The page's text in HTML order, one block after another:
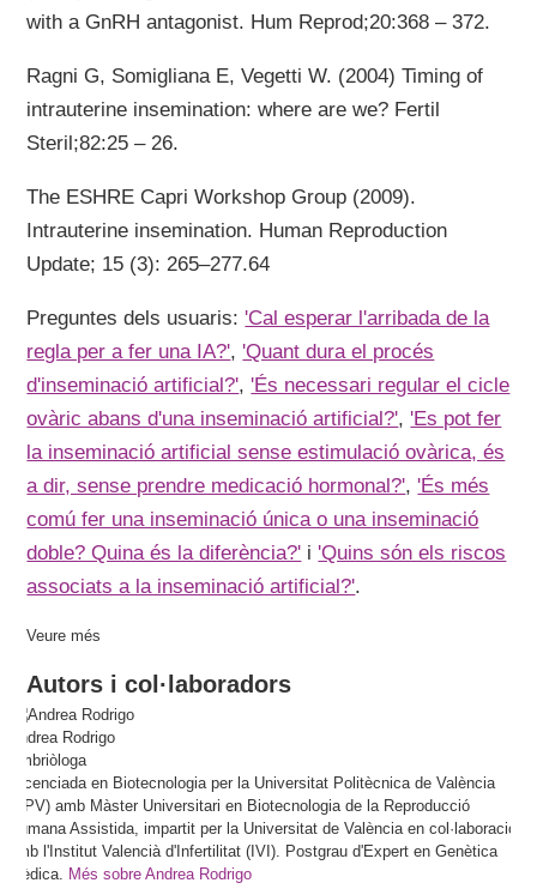
with a GnRH antagonist. Hum Reprod;20:368 – 372.
Ragni G, Somigliana E, Vegetti W. (2004) Timing of
intrauterine insemination: where are we? Fertil
Steril;82:25 – 26.
The ESHRE Capri Workshop Group (2009).
Intrauterine insemination. Human Reproduction
Update; 15 (3): 265–277.64
Preguntes dels usuaris:'Cal esperar l'arribada de la
regla per a fer una IA?','Quant dura el procés
d'inseminació artificial?','És necessari regular el cicle
ovàric abans d'una inseminació artificial?','Es pot fer
la inseminació artificial sense estimulació ovàrica, és
a dir, sense prendre medicació hormonal?','És més
comú fer una inseminació única o una inseminació
doble? Quina és la diferència?' i'Quins són els riscos
associats a la inseminació artificial?'.
Veure més
Autors i col·laboradors
Andrea Rodrigo
Embriòloga
Llicenciada en Biotecnologia per la Universitat Politècnica de València
(UPV) amb Màster Universitari en Biotecnologia de la Reproducció
Humana Assistida, impartit per la Universitat de València en col·laboració
amb l'Institut Valencià d'Infertilitat (IVI). Postgrau d'Expert en Genètica
Mèdica. Més sobre Andrea Rodrigo